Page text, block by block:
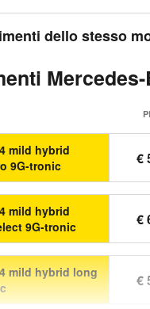
dello stesso
mild hybrid
9G-tronic
€
mild hybrid
9G-tronic
€
mild hybrid long
€